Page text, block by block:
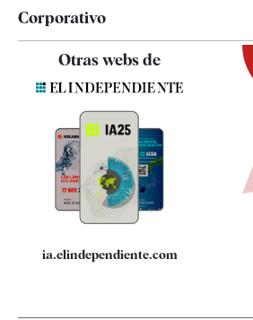
Corporativo
Quiénes somos
Especificaciones
Otras webs de
ia.elindependiente.com